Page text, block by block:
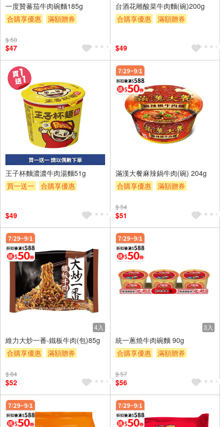
一度贊蕃茄牛肉碗麵185g
合購享優惠
滿額贈券
$ 50
$47
台酒花雕酸菜牛肉麵(碗)200g
合購享優惠
滿額贈券
$49
王子杯麵濃濃牛肉湯麵51g
買一送一
合購享優惠
$49
滿漢大餐麻辣鍋牛肉(碗) 204g
合購享優惠
滿額贈券
$ 54
$51
4入
維力大炒一番-鐵板牛肉(包)85g
合購享優惠
滿額贈券
$ 84
$52
3入
統一蔥燒牛肉碗麵 90g
合購享優惠
滿額贈券
$ 57
$56